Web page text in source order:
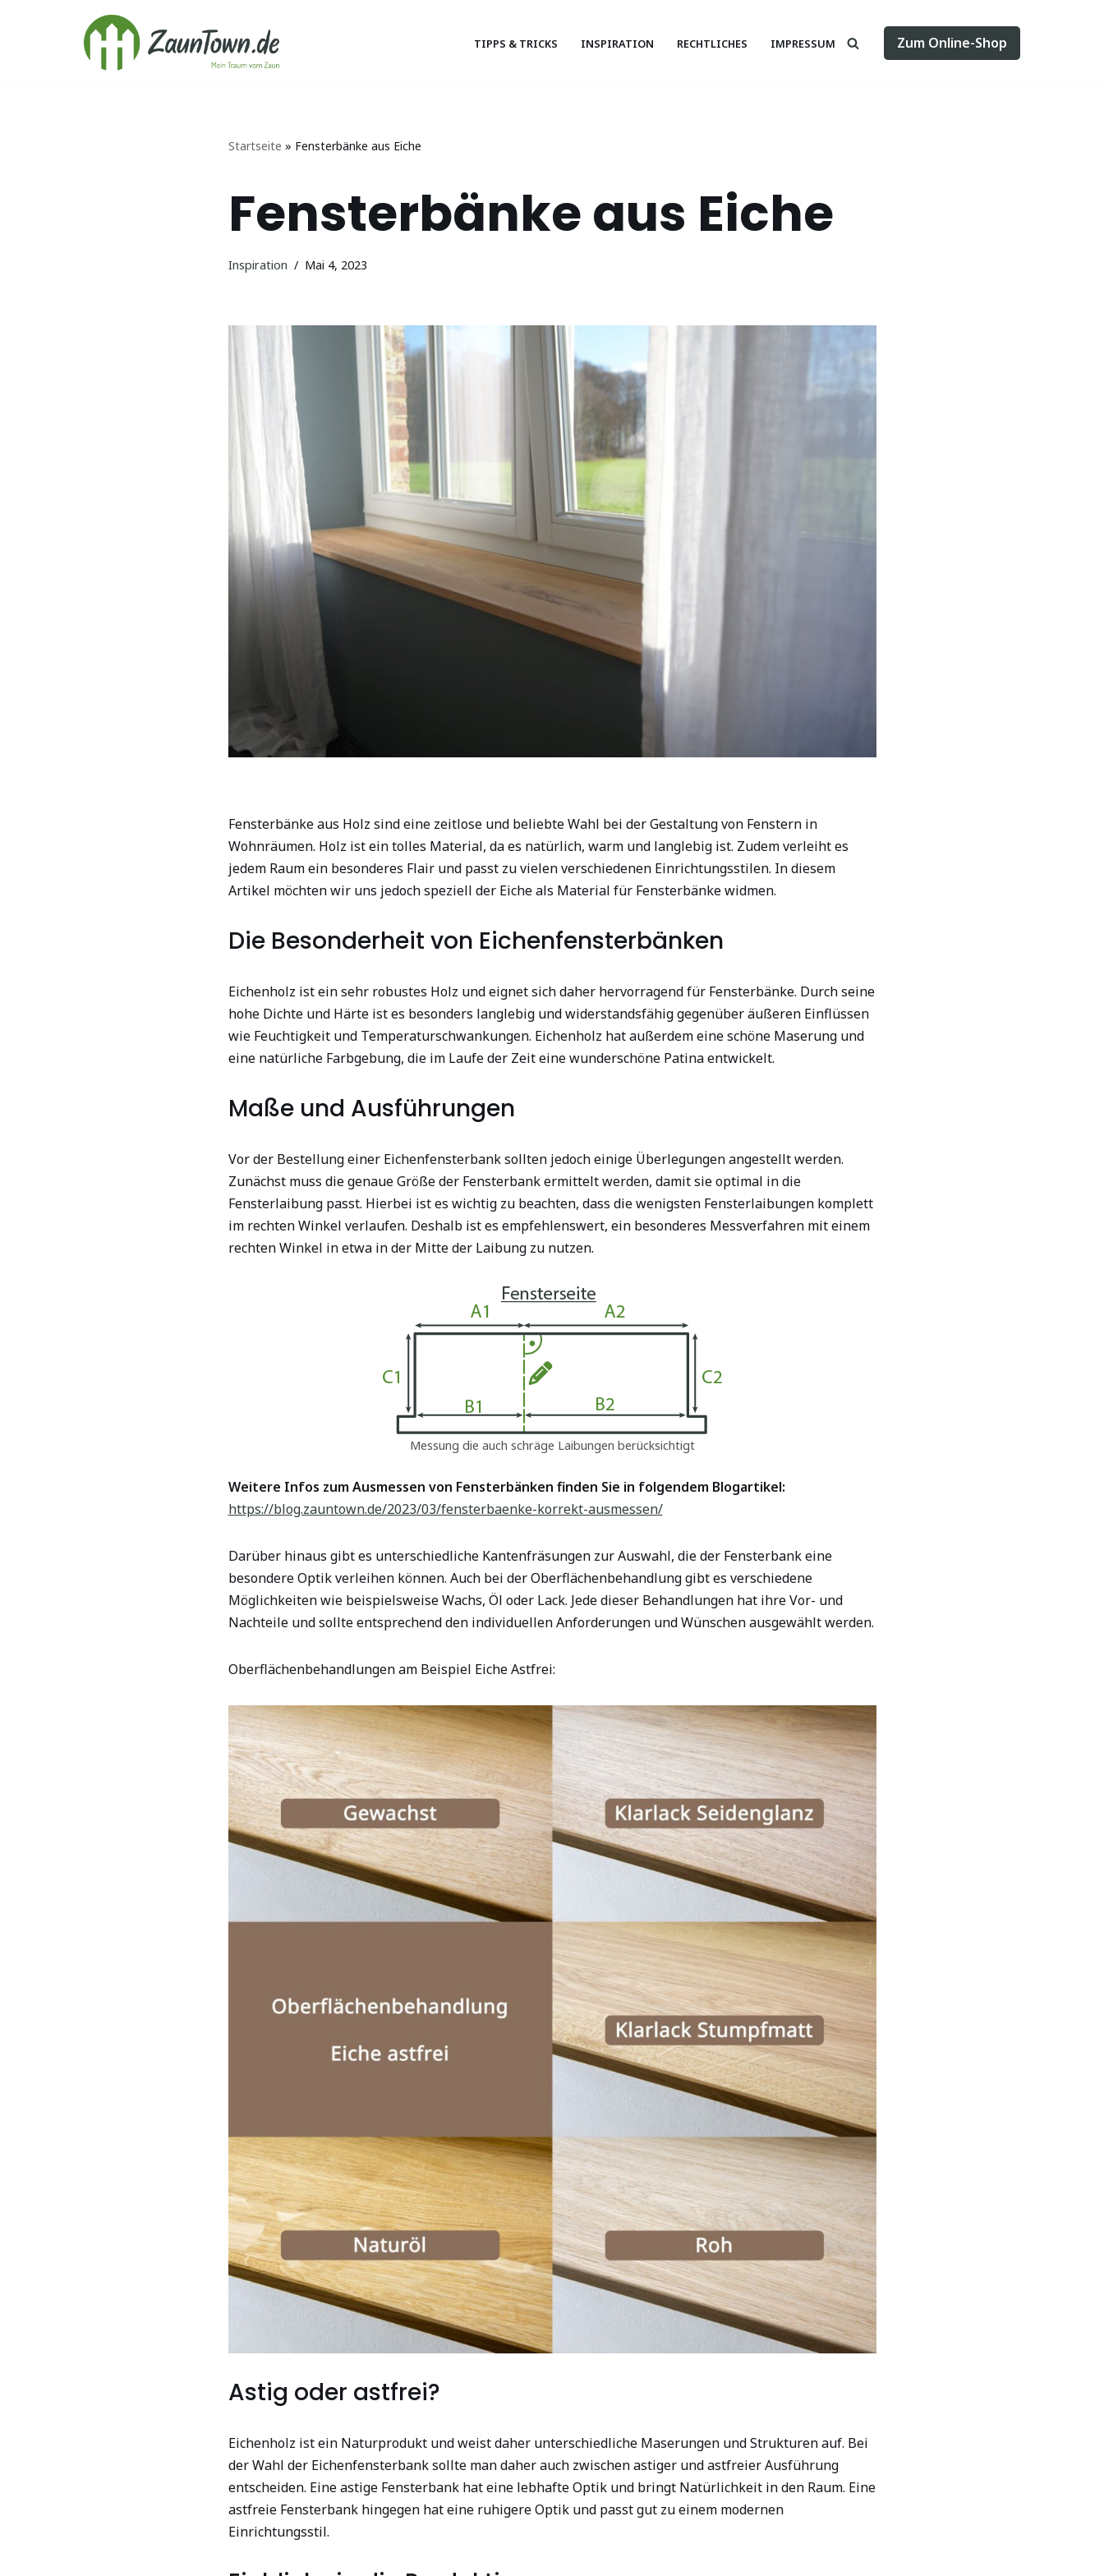
TIPPS & TRICKS INSPIRATION RECHTLICHES IMPRESSUM Zum Online-Shop
Startseite » Fensterbänke aus Eiche
Fensterbänke aus Eiche
Inspiration Mai 4, 2023
Fensterbänke aus Holz sind eine zeitlose und beliebte Wahl bei der Gestaltung von Fenstern in
Wohnräumen. Holz ist ein tolles Material, da es natürlich, warm und langlebig ist. Zudem verleiht es
jedem Raum ein besonderes Flair und passt zu vielen verschiedenen Einrichtungsstilen. In diesem
Artikel möchten wir uns jedoch speziell der Eiche als Material für Fensterbänke widmen.
Die Besonderheit von Eichenfensterbänken
Eichenholz ist ein sehr robustes Holz und eignet sich daher hervorragend für Fensterbänke. Durch seine
hohe Dichte und Härte ist es besonders langlebig und widerstandsfähig gegenüber äußeren Einflüssen
wie Feuchtigkeit und Temperaturschwankungen. Eichenholz hat außerdem eine schöne Maserung und
eine natürliche Farbgebung, die im Laufe der Zeit eine wunderschöne Patina entwickelt.
Maße und Ausführungen
Vor der Bestellung einer Eichenfensterbank sollten jedoch einige Überlegungen angestellt werden.
Zunächst muss die genaue Größe der Fensterbank ermittelt werden, damit sie optimal in die
Fensterlaibung passt. Hierbei ist es wichtig zu beachten, dass die wenigsten Fensterlaibungen komplett
im rechten Winkel verlaufen. Deshalb ist es empfehlenswert, ein besonderes Messverfahren mit einem
rechten Winkel in etwa in der Mitte der Laibung zu nutzen.
Messung die auch schräge Laibungen berücksichtigt
Weitere Infos zum Ausmessen von Fensterbänken finden Sie in folgendem Blogartikel:
https://blog.zauntown.de/2023/03/fensterbaenke-korrekt-ausmessen/
Darüber hinaus gibt es unterschiedliche Kantenfräsungen zur Auswahl, die der Fensterbank eine
besondere Optik verleihen können. Auch bei der Oberflächenbehandlung gibt es verschiedene
Möglichkeiten wie beispielsweise Wachs, Öl oder Lack. Jede dieser Behandlungen hat ihre Vor- und
Nachteile und sollte entsprechend den individuellen Anforderungen und Wünschen ausgewählt werden.
Oberflächenbehandlungen am Beispiel Eiche Astfrei:
Astig oder astfrei?
Eichenholz ist ein Naturprodukt und weist daher unterschiedliche Maserungen und Strukturen auf. Bei
der Wahl der Eichenfensterbank sollte man daher auch zwischen astiger und astfreier Ausführung
entscheiden. Eine astige Fensterbank hat eine lebhafte Optik und bringt Natürlichkeit in den Raum. Eine
astfreie Fensterbank hingegen hat eine ruhigere Optik und passt gut zu einem modernen
Einrichtungsstil.